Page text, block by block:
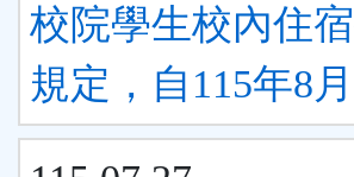
校院學生校內住
規定，自115年8